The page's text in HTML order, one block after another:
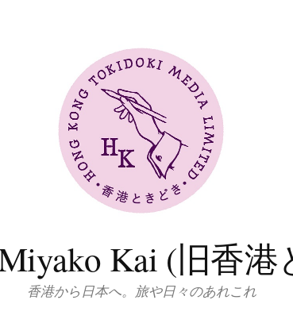
Kai (旧香
香港から日本へ。旅や日々のあれこれ